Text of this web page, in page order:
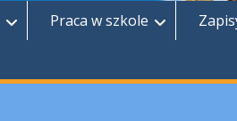
Praca w szkole